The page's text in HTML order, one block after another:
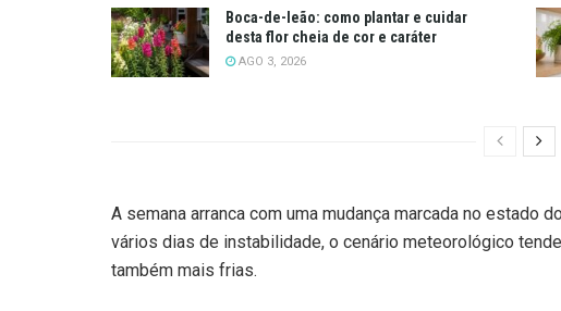
Boca-de-leão: como plantar e cuidar
desta flor cheia de cor e caráter
AGO 3, 2026
A semana arranca com uma mudança marcada no estado
vários dias de instabilidade, o cenário meteorológico
também mais frias.